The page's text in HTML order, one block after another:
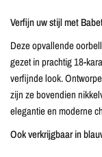
Verfijn uw stijl met
Deze opvallende
gezet in prachtig 18-
verfijnde look.
zijn ze bovendien
elegantie en moderne
Ook verkrijgbaar in